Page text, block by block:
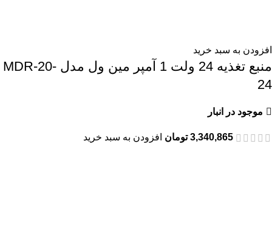
افزودن به سبد خرید
منبع تغذیه 24 ولت 1 آمپر مین ول مدل MDR-20-
24
موجود در انبار
3,340,865 تومان افزودن به سبد خرید